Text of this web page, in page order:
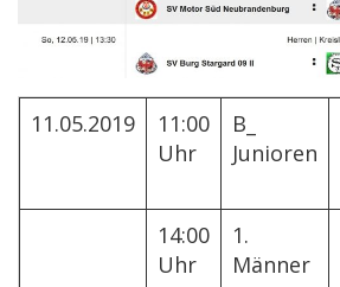
11.05.2019
11:00
Uhr
B_
Junioren
14:00
Uhr
1.
Männer